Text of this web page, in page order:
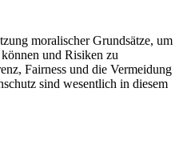
moralischer Grundsätze, um
und Risiken zu
Fairness und die Vermeidung
sind wesentlich in diesem